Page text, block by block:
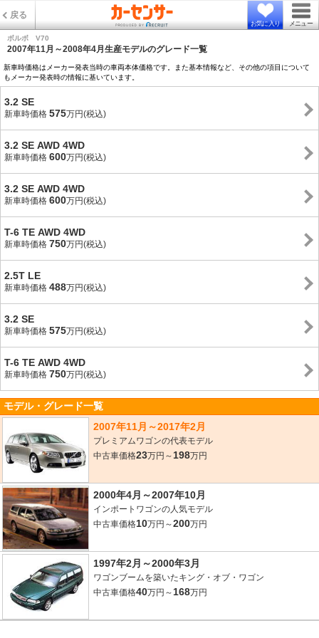
戻る
お気に入り メニュー
ボルボ V70
2007年11月～2008年4月生産モデルのグレード一覧
新車時価格はメーカー発表当時の車両本体価格です。また基本情報など、その他の項目について
もメーカー発表時の情報に基いています。
3.2 SE
新車時価格 575万円(税込)
3.2 SE AWD 4WD
新車時価格 600万円(税込)
3.2 SE AWD 4WD
新車時価格 600万円(税込)
T-6 TE AWD 4WD
新車時価格 750万円(税込)
2.5T LE
新車時価格 488万円(税込)
3.2 SE
新車時価格 575万円(税込)
T-6 TE AWD 4WD
新車時価格 750万円(税込)
モデル・グレード一覧
2007年11月～2017年2月
プレミアムワゴンの代表モデル
中古車価格23万円～ 198万円
2000年4月～2007年10月
インポートワゴンの人気モデル
中古車価格10万円～200万円
1997年2月～2000年3月
ワゴンブームを築いたキング・オブ・ワゴン
中古車価格40万円～ 168万円